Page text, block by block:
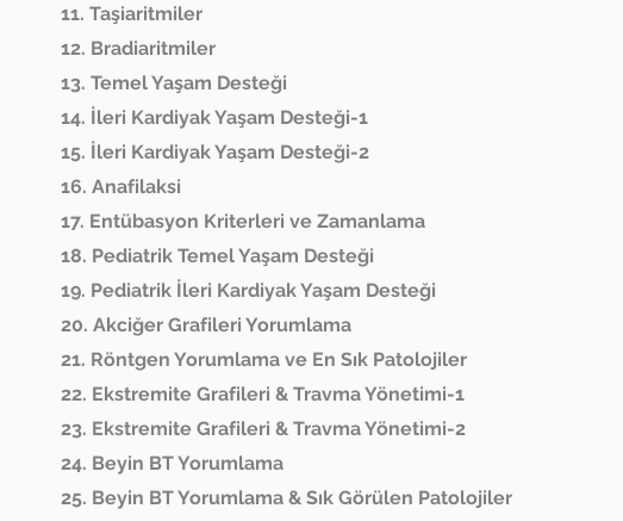
11. Taşiaritmiler
12. Bradiaritmiler
13. Temel Yaşam Desteği
14. İleri Kardiyak Yaşam Desteği-1
15. İleri Kardiyak Yaşam Desteği-2
16. Anafilaksi
17. Entübasyon Kriterleri ve Zamanlama
18. Pediatrik Temel Yaşam Desteği
19. Pediatrik İleri Kardiyak Yaşam Desteği
20. Akciğer Grafileri Yorumlama
21. Röntgen Yorumlama ve En Sık Patolojiler
22. Ekstremite Grafileri & Travma Yönetimi-1
23. Ekstremite Grafileri & Travma Yönetimi-2
24. Beyin BT Yorumlama
25. Beyin BT Yorumlama & Sık Görülen Patolojiler